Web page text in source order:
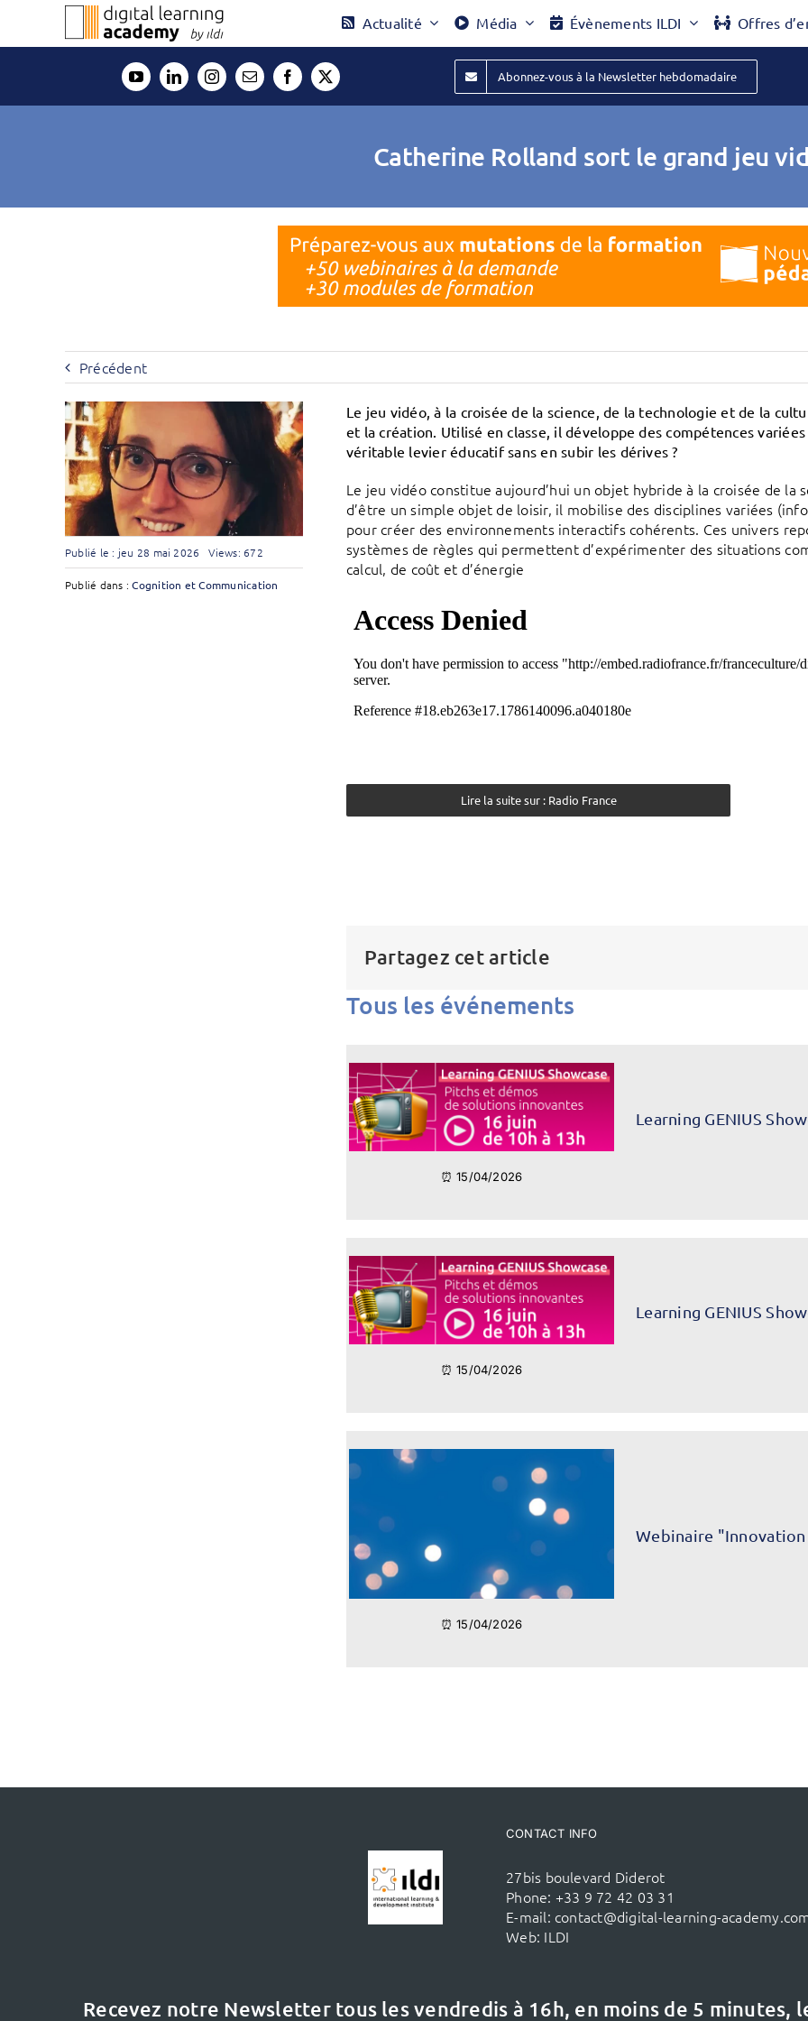
contenu
Actualité Média Évènements ILDI Offres
Abonnez-vous à la Newsletter hebdomadaire
Catherine Rolland sort le grand jeu
Précédent
Publié le : jeu 28 mai 2026 Views: 672
Publié dans :Cognition et Communication
Le jeu vidéo, à la croisée de la science, de la technologie et de la
et la création. Utilisé en classe, il développe des compétences
véritable levier éducatif sans en subir les dérives ?
Le jeu vidéo constitue aujourd’hui un objet hybride à la croisée de
d’être un simple objet de loisir, il mobilise des disciplines variées
pour créer des environnements interactifs cohérents. Ces univers
systèmes de règles qui permettent d’expérimenter des situations
calcul, de coût et d’énergie
Lire la suite sur : Radio France
Partagez cet article
Tous les événements
⏰ 15/04/2026
Learning GENIUS
⏰ 15/04/2026
Learning GENIUS
⏰ 15/04/2026
Webinaire
CONTACT INFO
27bis boulevard Diderot
Phone: +33 9 72 42 03 31
E-mail: contact@digital-learning-
Web: ILDI
Recevez notre Newsletter tous les vendredis à 16h, en moins de 5 minutes,